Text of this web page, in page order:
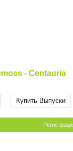
- Centauria
Купить Выпуски